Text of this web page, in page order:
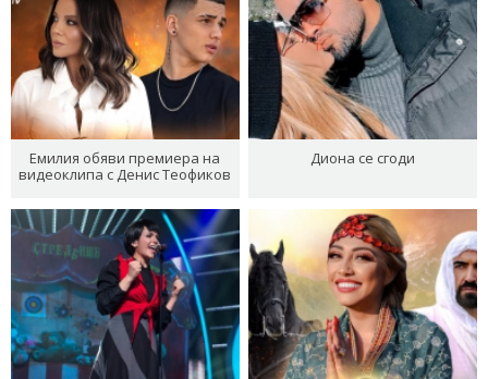
Емилия обяви премиера на
видеоклипа с Денис Теофиков
Диона се сгоди